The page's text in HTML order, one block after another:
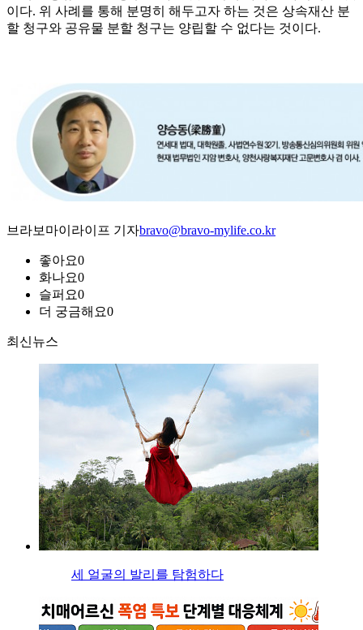
이다. 위 사례를 통해 분명히 해두고자 하는 것은 상속재산 분
할 청구와 공유물 분할 청구는 양립할 수 없다는 것이다.
브라보마이라이프 기자bravo@bravo-mylife.co.kr
좋아요0
화나요0
슬퍼요0
더 궁금해요0
최신뉴스
세 얼굴의 발리를 탐험하다